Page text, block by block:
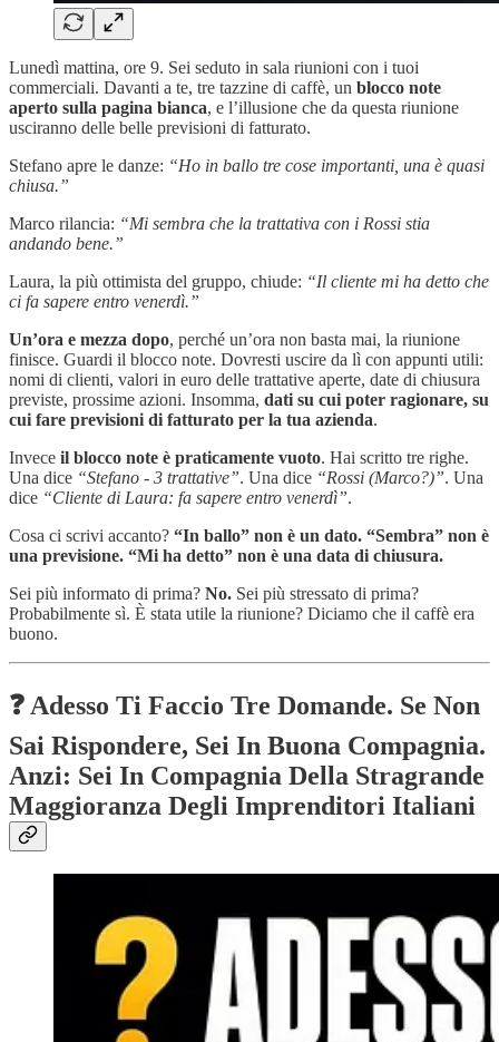
Lunedì mattina, ore 9. Sei seduto in sala riunioni con i tuoi
commerciali. Davanti a te, tre tazzine di caffè, un blocco note
aperto sulla pagina bianca, e l’illusione che da questa riunione
usciranno delle belle previsioni di fatturato.
Stefano apre le danze: “Ho in ballo tre cose importanti, una è quasi
chiusa.”
Marco rilancia: “Mi sembra che la trattativa con i Rossi stia
andando bene.”
Laura, la più ottimista del gruppo, chiude: “Il cliente mi ha detto che
ci fa sapere entro venerdì.”
Un’ora e mezza dopo, perché un’ora non basta mai, la riunione
finisce. Guardi il blocco note. Dovresti uscire da lì con appunti utili:
nomi di clienti, valori in euro delle trattative aperte, date di chiusura
previste, prossime azioni. Insomma, dati su cui poter ragionare, su
cui fare previsioni di fatturato per la tua azienda.
Invece il blocco note è praticamente vuoto. Hai scritto tre righe.
Una dice “Stefano - 3 trattative”. Una dice “Rossi (Marco?)”. Una
dice “Cliente di Laura: fa sapere entro venerdì”.
Cosa ci scrivi accanto? “In ballo” non è un dato. “Sembra” non è
una previsione. “Mi ha detto” non è una data di chiusura.
Sei più informato di prima? No. Sei più stressato di prima?
Probabilmente sì. È stata utile la riunione? Diciamo che il caffè era
buono.
❓ Adesso Ti Faccio Tre Domande. Se Non
Sai Rispondere, Sei In Buona Compagnia.
Anzi: Sei In Compagnia Della Stragrande
Maggioranza Degli Imprenditori Italiani